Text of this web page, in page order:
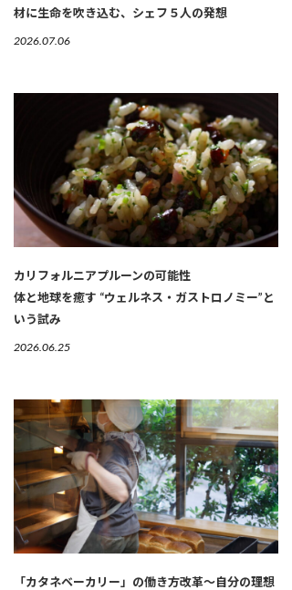
材に生命を吹き込む、シェフ５人の発想
2026.07.06
カリフォルニアプルーンの可能性
体と地球を癒す “ウェルネス・ガストロノミー”と
いう試み
2026.06.25
「カタネベーカリー」の働き方改革～自分の理想